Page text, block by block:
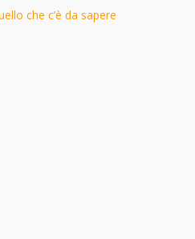
che c’è da sapere